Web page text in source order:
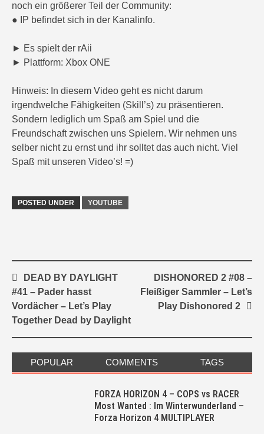
noch ein größerer Teil der Community:
● IP befindet sich in der Kanalinfo.
► Es spielt der rAii
► Plattform: Xbox ONE
Hinweis: In diesem Video geht es nicht darum
irgendwelche Fähigkeiten (Skill’s) zu präsentieren.
Sondern lediglich um Spaß am Spiel und die
Freundschaft zwischen uns Spielern. Wir nehmen uns
selber nicht zu ernst und ihr solltet das auch nicht. Viel
Spaß mit unseren Video’s! =)
POSTED UNDER YOUTUBE
Post
navigation
DEAD BY DAYLIGHT
#41 – Pader hasst
Vordächer – Let’s Play
Together Dead by Daylight
DISHONORED 2 #08 –
Fleißiger Sammler – Let’s
Play Dishonored 2
POPULAR COMMENTS TAGS
FORZA HORIZON 4 – COPS vs RACER
Most Wanted : Im Winterwunderland –
Forza Horizon 4 MULTIPLAYER